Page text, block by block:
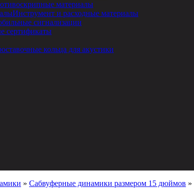
материалы
Инструмент и расходные материалы
сигнализации
сертификаты
кольца для акустики
» Сабвуферные динамики размером 15 дюймов »